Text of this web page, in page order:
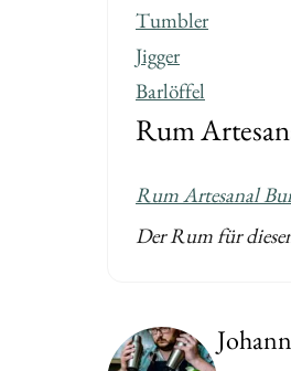
Tumbler
Jigger
Barlöffel
Rum
Rum Artesanal
Der Rum für
Johann